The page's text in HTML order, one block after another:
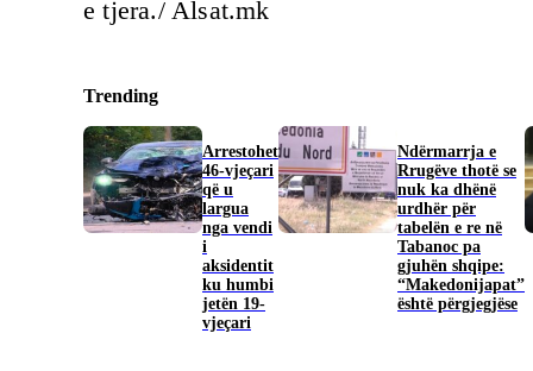
e tjera./ Alsat.mk
Trending
Arrestohet
46-vjeçari
që u
largua
nga vendi
i
aksidentit
ku humbi
jetën 19-
vjeçari
Ndërmarrja e
Rrugëve thotë se
nuk ka dhënë
urdhër për
tabelën e re në
Tabanoc pa
gjuhën shqipe:
“Makedonijapat”
është përgjegjëse